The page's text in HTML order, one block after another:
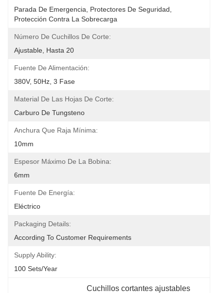
Parada De Emergencia, Protectores De Seguridad,
Protección Contra La Sobrecarga
Número De Cuchillos De Corte:
Ajustable, Hasta 20
Fuente De Alimentación:
380V, 50Hz, 3 Fase
Material De Las Hojas De Corte:
Carburo De Tungsteno
Anchura Que Raja Mínima:
10mm
Espesor Máximo De La Bobina:
6mm
Fuente De Energía:
Eléctrico
Packaging Details:
According To Customer Requirements
Supply Ability:
100 Sets/year
Cuchillos cortantes ajustables